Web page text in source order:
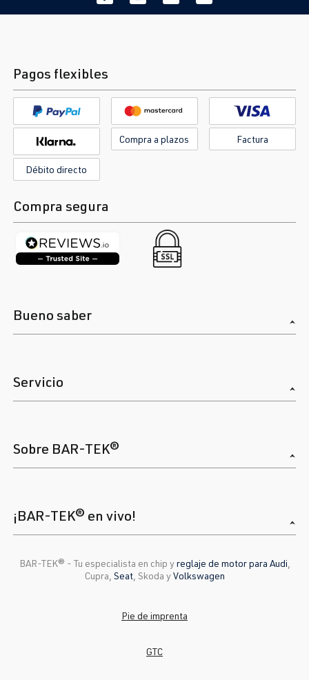
Pagos flexibles
Compra a plazos Factura
Débito directo
Compra segura
Bueno saber
Servicio
Sobre BAR-TEK®
¡BAR-TEK® en vivo!
BAR-TEK®️ - Tu especialista en chip yreglaje de motor para Audi
Cupra, Seat, Skoda yVolkswagen
Pie de imprenta
GTC